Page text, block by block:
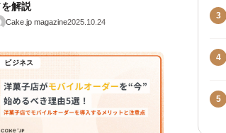
を解説
Cake.jp magazine2025.10.24
ビジネス
3
4
5